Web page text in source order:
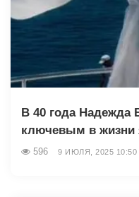
В 40 года Надежда
ключевым в жизни
596 9 ИЮЛЯ, 2025 10:50